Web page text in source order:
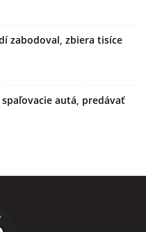
zabodoval, zbiera tisíce
autá, predávať